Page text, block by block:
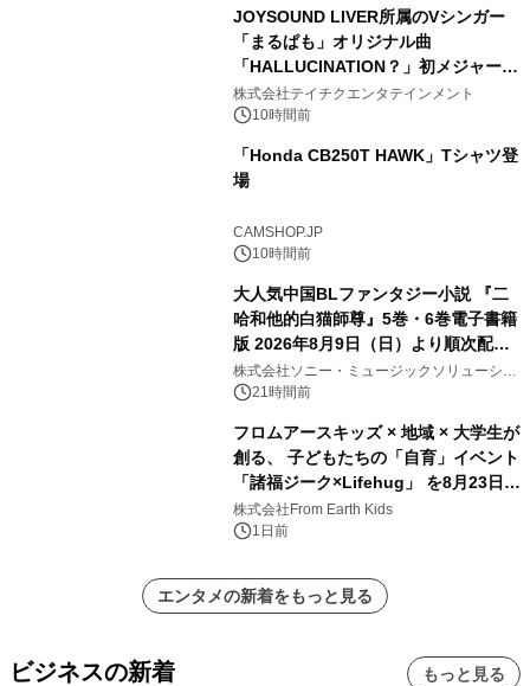
JOYSOUND LIVER所属のVシンガー
「まるぱも」オリジナル曲
「HALLUCINATION？」初メジャー配
信リリース決定！
株式会社テイチクエンタテインメント
10時間前
「Honda CB250T HAWK」Tシャツ登
場
CAMSHOP.JP
10時間前
大人気中国BLファンタジー小説 『二
哈和他的白猫師尊』5巻・6巻電子書籍
版 2026年8月9日（日）より順次配信
開始
株式会社ソニー・ミュージックソリューショ
ンズ21時間前
フロムアースキッズ × 地域 × 大学生が
創る、 子どもたちの「自育」イベント
「諸福ジーク×Lifehug」 を8月23日
(日)開催
株式会社From Earth Kids
1日前
エンタメの新着をもっと見る
ビジネスの新着 もっと見る